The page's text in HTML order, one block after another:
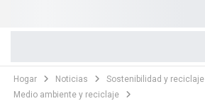
Hogar Noticias
Sostenibilidad y reciclaje
Medio ambiente y reciclaje